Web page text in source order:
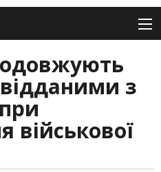
з
військової